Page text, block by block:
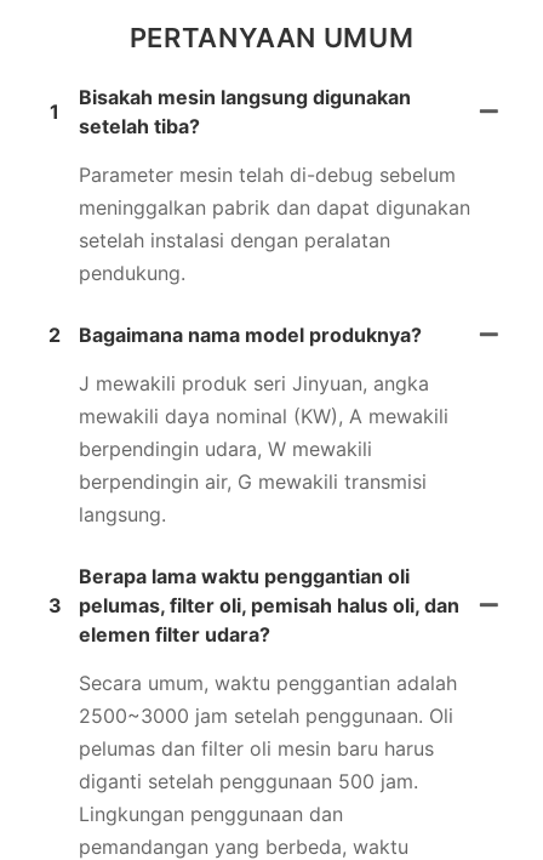
PERTANYAAN UMUM
1
Bisakah mesin langsung digunakan
setelah tiba?
Parameter mesin telah di-debug sebelum
meninggalkan pabrik dan dapat digunakan
setelah instalasi dengan peralatan
pendukung.
2
Bagaimana nama model produknya?
J mewakili produk seri Jinyuan, angka
mewakili daya nominal (KW), A mewakili
berpendingin udara, W mewakili
berpendingin air, G mewakili transmisi
langsung.
3
Berapa lama waktu penggantian oli
pelumas, filter oli, pemisah halus oli, dan
elemen filter udara?
Secara umum, waktu penggantian adalah
2500~3000 jam setelah penggunaan. Oli
pelumas dan filter oli mesin baru harus
diganti setelah penggunaan 500 jam.
Lingkungan penggunaan dan
pemandangan yang berbeda, waktu